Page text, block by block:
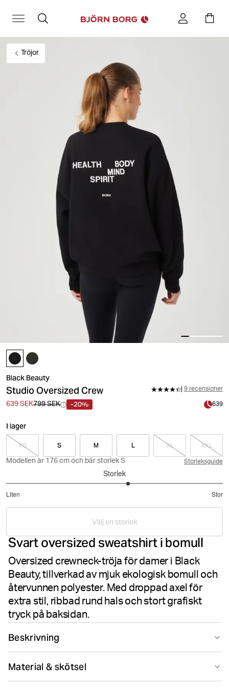
Tröjor
Black Beauty
Studio Oversized Crew 9 recensioner
639 SEK799 SEK -20% 639
I lager
XS S M L XL XXL
Modellen är 176 cm och bär storlek S Storleksguide
Storlek
Liten Stor
utav
5
betyg
Välj en storlek
Svart oversized sweatshirt i bomull
Oversized crewneck-tröja för damer i Black
Beauty, tillverkad av mjuk ekologisk bomull och
återvunnen polyester. Med droppad axel för
extra stil, ribbad rund hals och stort grafiskt
tryck på baksidan.
Beskrivning
oversizad sweater för dam tillverkad i mjuk ekologisk
bomull och återvunnen polyester. Den kombinerar
Material & skötsel